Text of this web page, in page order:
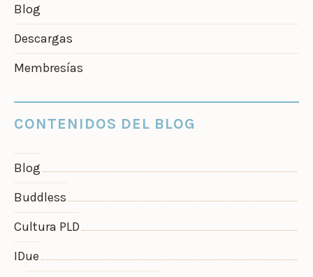
Blog
Descargas
Membresías
CONTENIDOS DEL BLOG
Blog
Buddless
Cultura PLD
IDue